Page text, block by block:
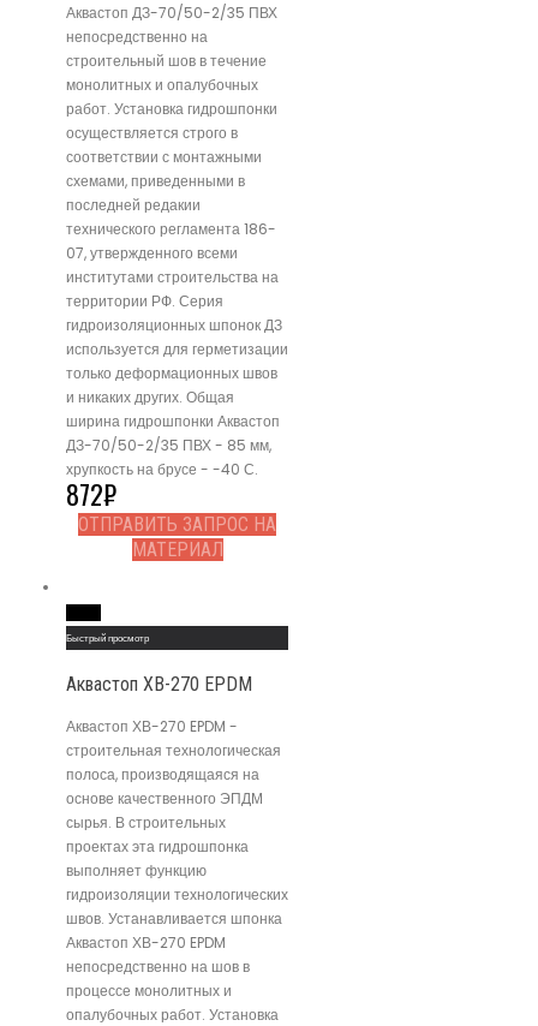
Аквастоп ДЗ-70/50-2/35 ПВХ
непосредственно на
строительный шов в течение
монолитных и опалубочных
работ. Установка гидрошпонки
осуществляется строго в
соответствии с монтажными
схемами, приведенными в
последней редакии
технического регламента 186-
07, утвержденного всеми
институтами строительства на
территории РФ. Серия
гидроизоляционных шпонок ДЗ
используется для герметизации
только деформационных швов
и никаких других. Общая
ширина гидрошпонки Аквастоп
ДЗ-70/50-2/35 ПВХ - 85 мм,
хрупкость на брусе - -40 С.
872₽
ОТПРАВИТЬ ЗАПРОС НА
МАТЕРИАЛ
Быстрый просмотр
Аквастоп ХВ-270 EPDM
Аквастоп ХВ-270 EPDM -
строительная технологическая
полоса, производящаяся на
основе качественного ЭПДМ
сырья. В строительных
проектах эта гидрошпонка
выполняет функцию
гидроизоляции технологических
швов. Устанавливается шпонка
Аквастоп ХВ-270 EPDM
непосредственно на шов в
процессе монолитных и
опалубочных работ. Установка